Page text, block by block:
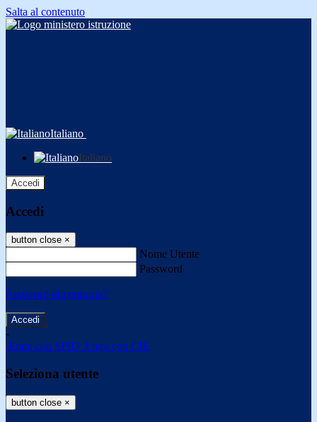
Salta al contenuto
Italiano
Italiano
Accedi
Accedi
button close ×
Nome Utente
Password
Password dimenticata?
-
Entra con SPID Entra con CIE
Seleziona utente
button close ×